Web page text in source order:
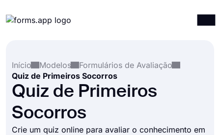
Integrações
Modelos
Recursos
Início
Modelos
Formulários de Avaliação
Quiz de Primeiros Socorros
Quiz de Primeiros
Socorros
Crie um quiz online para avaliar o conhecimento em